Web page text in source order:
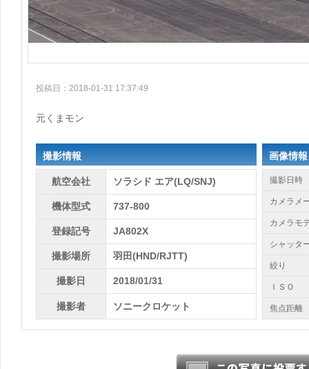
投稿日：2018-01-31 17:37:49
元くまモン
撮影情報
航空会社 ソラシド エア(LQ/SNJ)
機体型式 737-800
登録記号 JA802X
撮影場所 羽田(HND/RJTT)
撮影日 2018/01/31
撮影者 ソニークロケット
画像情報
撮影日時
カメラメ
カメラモ
シャッタ
絞り
ＩＳＯ
焦点距離